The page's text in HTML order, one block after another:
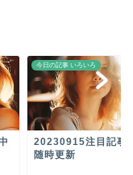
今日の記事 いろいろ
20230915注目記事
随時更新